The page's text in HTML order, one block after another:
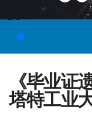
《毕业证
塔特工业